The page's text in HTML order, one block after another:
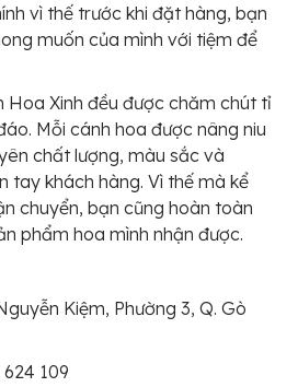
vì thế trước khi đặt hàng, bạn
muốn của mình với tiệm để
Hoa Xinh đều được chăm chút tỉ
Mỗi cánh hoa được nâng niu
chất lượng, màu sắc và
tay khách hàng. Vì thế mà kể
chuyển, bạn cũng hoàn toàn
phẩm hoa mình nhận được.
Kiệm, Phường 3, Q. Gò
109